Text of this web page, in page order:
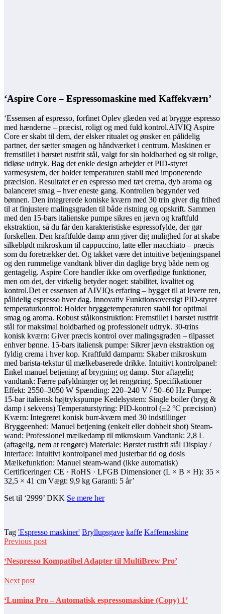
‘Aspire Core – Espressomaskine med Kaffekværn’
‘Essensen af espresso, forfinet Oplev glæden ved at brygge espresso
med hænderne – præcist, roligt og med fuld kontrol.AIVIQ Aspire
Core er skabt til dem, der elsker ritualet og ønsker en pålidelig
partner, der sætter smagen og håndværket i centrum. Maskinen er
fremstillet i børstet rustfrit stål, valgt for sin holdbarhed og sit rolige,
tidløse udtryk. Bag det enkle design arbejder et PID-styret
varmesystem, der holder temperaturen stabil med imponerende
præcision. Resultatet er en espresso med tæt crema, dyb aroma og
balanceret smag – hver eneste gang. Kontrollen begynder ved
bønnen. Den integrerede koniske kværn med 30 trin giver dig frihed
til at finjustere malingsgraden til både ristning og opskrift. Sammen
med den 15-bars italienske pumpe sikres en jævn og kraftfuld
ekstraktion, så du får den karakteristiske espressofylde, der gør
forskellen. Den kraftfulde damp arm giver dig mulighed for at skabe
silkeblødt mikroskum til cappuccino, latte eller macchiato – præcis
som du foretrækker det. Og takket være det intuitive betjeningspanel
og den rummelige vandtank bliver din daglige bryg både nem og
gentagelig. Aspire Core handler ikke om overflødige funktioner,
men om det, der virkelig betyder noget: stabilitet, kvalitet og
kontrol.Det er essensen af AIVIQs erfaring – bygget til at levere ren,
pålidelig espresso hver dag. Innovativ Funktionsoversigt PID-styret
temperaturkontrol: Holder bryggetemperaturen stabil for optimal
smag og aroma. Robust stålkonstruktion: Fremstillet i børstet rustfrit
stål for maksimal holdbarhed og professionelt udtryk. 30-trins
konisk kværn: Giver præcis kontrol over malingsgraden – tilpasset
enhver bønne. 15-bars italiensk pumpe: Sikrer jævn ekstraktion og
fyldig crema i hver kop. Kraftfuld damparm: Skaber mikroskum
med barista-tekstur til mælkebaserede drikke. Intuitivt kontrolpanel:
Enkel manuel betjening af brygning og damp. Stor aftagelig
vandtank: Færre påfyldninger og let rengøring. Specifikationer
Effekt: 2550–3050 W Spænding: 220–240 V / 50–60 Hz Pumpe:
15-bar italiensk højtrykspumpe Kedelsystem: Single boiler (bryg &
damp i sekvens) Temperaturstyring: PID-kontrol (±2 °C præcision)
Kværn: Integreret konisk burr-kværn med 30 indstillinger
Bryggeenhed: Manuel betjening (enkelt eller dobbelt shot) Steam-
wand: Professionel mælkedamp til mikroskum Vandtank: 2,8 L
(aftagelig, nem at rengøre) Materiale: Børstet rustfrit stål Display /
Interface: Intuitivt kontrolpanel med justerbar tid og dosis
Mælkefunktion: Manuel steam-wand (ikke automatisk)
Certificeringer: CE · RoHS · LFGB Dimensioner (L × B × H): 35 ×
32,5 × 41 cm Vægt: 9,9 kg Garanti: 5 år’
Set til ‘2999’ DKK Se mere her
Tag 'Espresso maskiner' Bryllupsgave kaffe Kaffemaskine
Previous post
‘Nespresso Kompatibel Adapter til MultiBrew Pro’
Next post
‘Lumina Pro – Automatisk espressomaskine (Copy) 1’